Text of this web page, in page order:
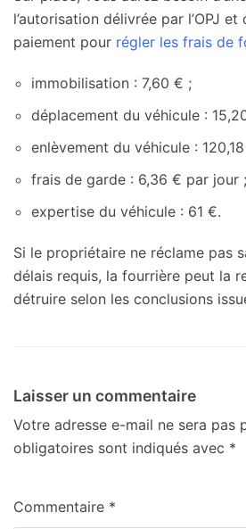
l’autorisation délivrée par l’OPJ et
paiement pour régler les frais de
immobilisation : 7,60 € ;
déplacement du véhicule :
enlèvement du véhicule :
frais de garde : 6,36 € par jour ;
expertise du véhicule : 61 €.
Si le propriétaire ne réclame pas
délais requis, la fourrière peut la
détruire selon les conclusions
Laisser un commentaire
Votre adresse e-mail ne sera pas
obligatoires sont indiqués avec *
Commentaire *